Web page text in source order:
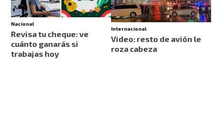
Nacional
Revisa tu cheque: ve
cuánto ganarás si
trabajas hoy
Internacional
Video: resto de avión le
roza cabeza